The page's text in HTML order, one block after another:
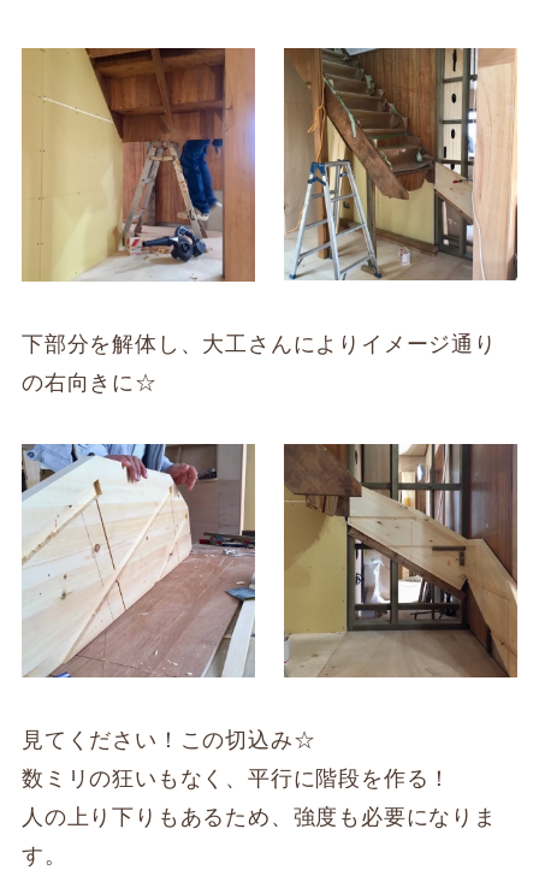
下部分を解体し、大工さんによりイメージ通り
の右向きに☆
見てください！この切込み☆
数ミリの狂いもなく、平行に階段を作る！
人の上り下りもあるため、強度も必要になりま
す。